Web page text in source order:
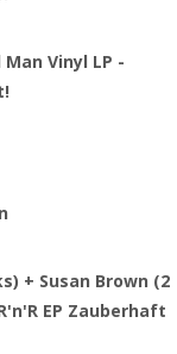
Vinyl LP -
+ Susan Brown (2
EP Zauberhaft